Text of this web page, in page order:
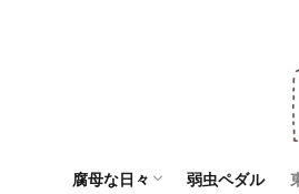
腐母な日々 弱虫ペダル